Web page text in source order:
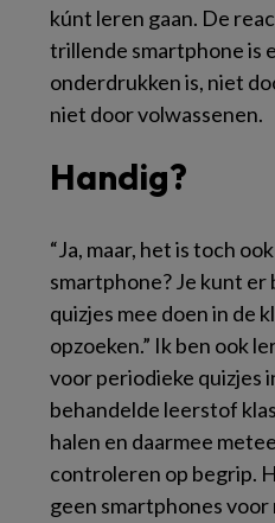
kúnt leren gaan. De
trillende smartphone is
onderdrukken is, niet
niet door volwassenen.
Handig?
“Ja, maar, het is toch
smartphone? Je kunt
quizjes mee doen in de
opzoeken.” Ik ben ook
voor periodieke quizjes
behandelde leerstof
halen en daarmee
controleren op begrip.
geen smartphones